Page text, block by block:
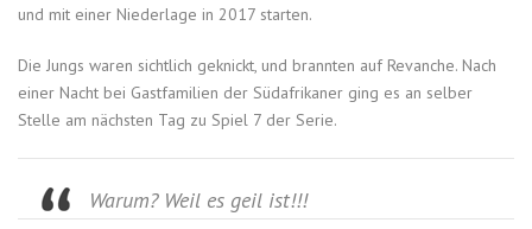
und mit einer Niederlage in 2017 starten.
Die Jungs waren sichtlich geknickt, und brannten auf Revanche. Nach
einer Nacht bei Gastfamilien der Südafrikaner ging es an selber
Stelle am nächsten Tag zu Spiel 7 der Serie.
Warum? Weil es geil ist!!!